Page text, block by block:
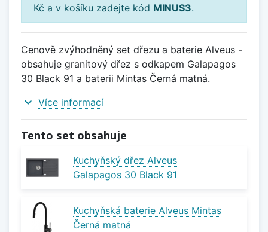
Kč a v košíku zadejte kód MINUS3.
Cenově zvýhodněný set dřezu a baterie Alveus -
obsahuje granitový dřez s odkapem Galapagos
30 Black 91 a baterii Mintas Černá matná.
expand_more Více informací
Tento set obsahuje
Kuchyňský dřez Alveus
Galapagos 30 Black 91
Kuchyňská baterie Alveus Mintas
Černá matná